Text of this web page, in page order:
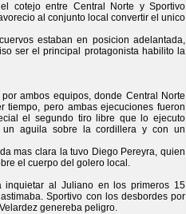
cotejo entre Central Norte y Sportivo
al conjunto local convertir el unico
estaban en posicion adelantada,
ser el principal protagonista habilito la
ambos equipos, donde Central Norte
pero ambas ejecuciones fueron
el segundo tiro libre que lo ejecuto
aguila sobre la cordillera y con un
mas clara la tuvo Diego Pereyra, quien
el cuerpo del golero local.
al Juliano en los primeros 15
Sportivo con los desbordes por
genereba peligro.